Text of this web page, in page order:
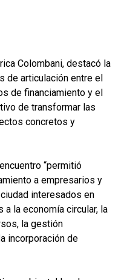
Colombani, destacó la
de articulación entre el
de financiamiento y el
de transformar las
concretos y
“permitió
a empresarios y
interesados en
la economía circular, la
la gestión
incorporación de